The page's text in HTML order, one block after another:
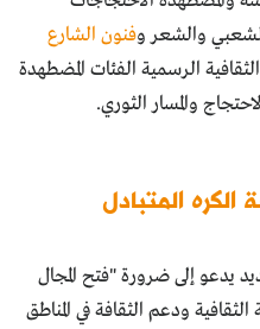
والشعر وفنون الشارع
الرسمية الفئات المضطهدة
والمسار الثوري.
المتبادل
يدعو إلى ضرورة "فتح المجال
ودعم الثقافة في المناطق